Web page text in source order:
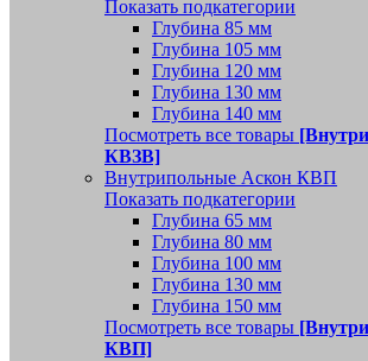
Показать подкатегории
Глубина 85 мм
Глубина 105 мм
Глубина 120 мм
Глубина 130 мм
Глубина 140 мм
Посмотреть все товары
КВЗВ]
Внутрипольные Аскон КВП
Показать подкатегории
Глубина 65 мм
Глубина 80 мм
Глубина 100 мм
Глубина 130 мм
Глубина 150 мм
Посмотреть все товары
КВП]